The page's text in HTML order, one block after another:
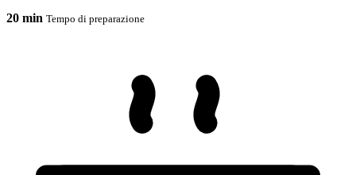
20 min Tempo di preparazione